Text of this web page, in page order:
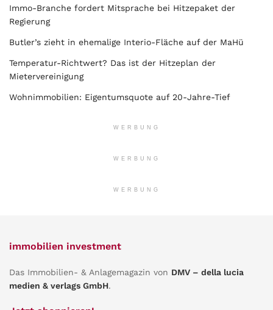
Immo-Branche fordert Mitsprache bei Hitzepaket der
Regierung
Butler’s zieht in ehemalige Interio-Fläche auf der MaHü
Temperatur-Richtwert? Das ist der Hitzeplan der
Mietervereinigung
Wohnimmobilien: Eigentumsquote auf 20-Jahre-Tief
WERBUNG
WERBUNG
WERBUNG
immobilien investment
Das Immobilien- & Anlagemagazin von DMV – della lucia
medien & verlags GmbH.